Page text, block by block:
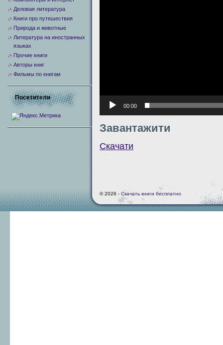
00:00
Завантажити
Скачати
Деловая литература
Книги про путешествия
Природа и животные
Литература на иностранных
языках
Прочие книги
Авторы книг
Фильмы по книгам
Посетители
© 2026 - Скачать книги бесплатно